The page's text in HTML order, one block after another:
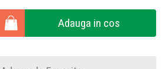
Adauga in cos